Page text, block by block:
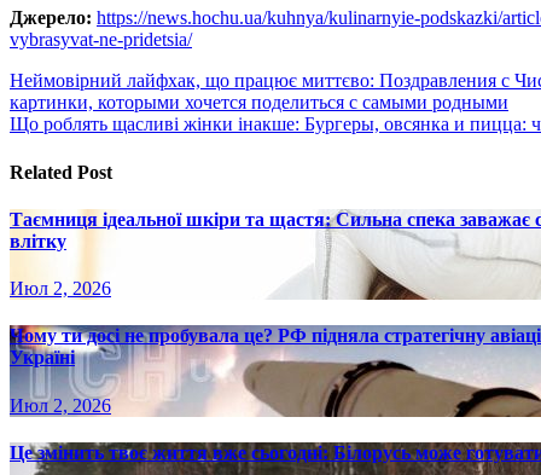
Джерело: https://news.hochu.ua/kuhnya/kulinarnyie-podskazki/
vybrasyvat-ne-pridetsia/
Навигация
по
Неймовірний лайфхак, що працює миттєво: Поздравления с
картинки, которыми хочется поделиться с самыми родными
Що роблять щасливі жінки інакше: Бургеры, овсянка и пицца:
Related Post
Таємниця ідеальної шкіри та щастя: Сильна спека
влітку
Июл 2, 2026
Чому ти досі не пробувала це? РФ підняла стратегічну
Україні
Июл 2, 2026
Це змінить твоє життя вже сьогодні: Білорусь може